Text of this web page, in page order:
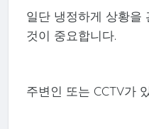
일단 냉정하게 상황을
것이 중요합니다.
주변인 또는 CCTV가